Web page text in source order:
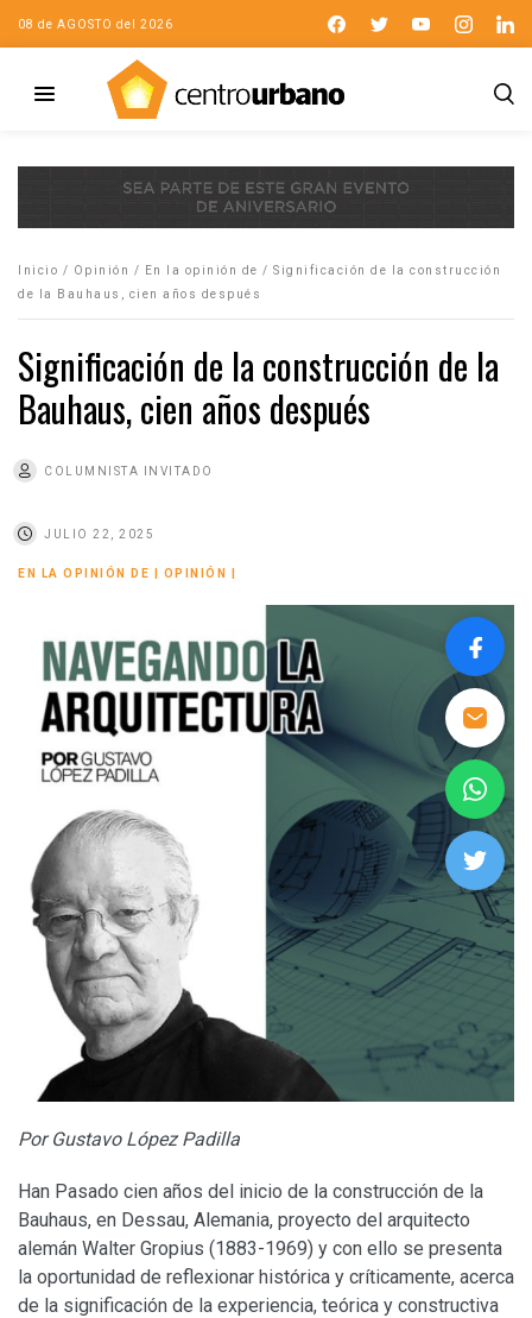
08 de AGOSTO del 2026
Inicio / Opinión / En la opinión de / Significación de la construcción
de la Bauhaus, cien años después
Significación de la construcción de la
Bauhaus, cien años después
COLUMNISTA INVITADO
JULIO 22, 2025
EN LA OPINIÓN DE OPINIÓN
Por Gustavo López Padilla
Han Pasado cien años del inicio de la construcción de la
Bauhaus, en Dessau, Alemania, proyecto del arquitecto
alemán Walter Gropius (1883-1969) y con ello se presenta
la oportunidad de reflexionar histórica y críticamente, acerca
de la significación de la experiencia, teórica y constructiva